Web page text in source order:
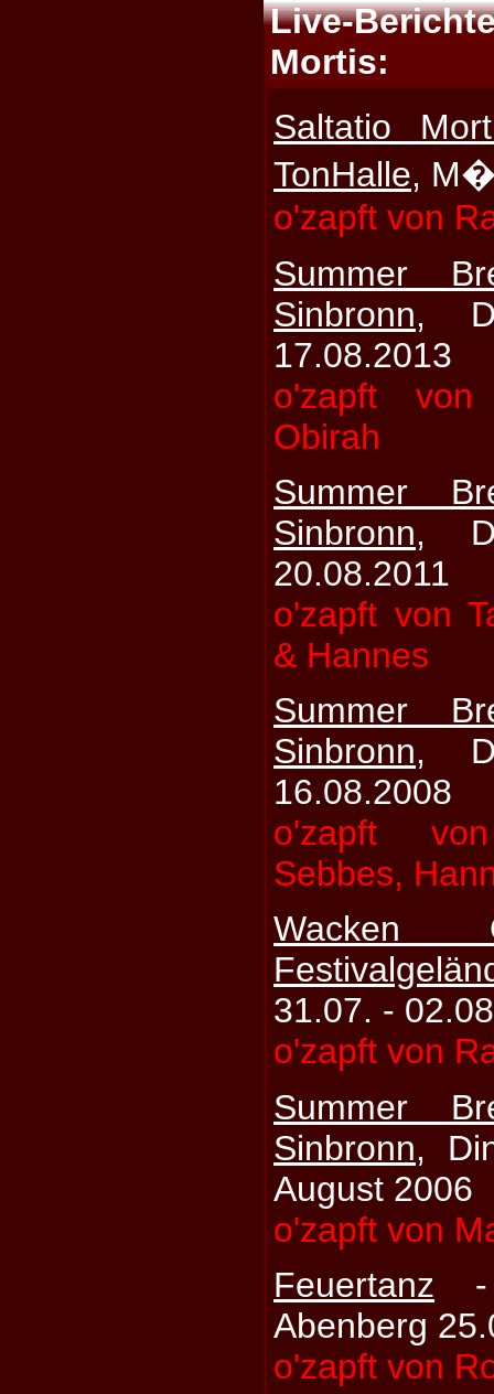
Live-
Mortis:
Saltatio
TonHalle,
o'zapft von
Summer
Sinbronn,
17.08.2013
o'zapft
Obirah
Summer
Sinbronn,
20.08.2011
o'zapft von
& Hannes
Summer
Sinbronn,
16.08.2008
o'zapft
Sebbes,
Wacken
31.07. -
o'zapft von
Summer
Sinbronn,
August 2006
o'zapft von
Feuertanz
Abenberg
o'zapft von